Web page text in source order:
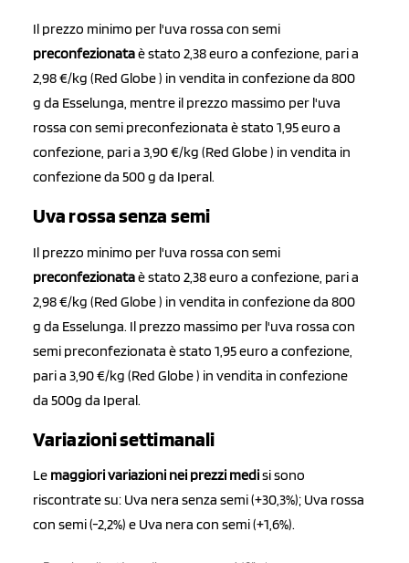
Il prezzo minimo per l'uva rossa con semi
preconfezionataè stato 2,38 euro a confezione, pari a
2,98 €/kg (Red Globe ) in vendita in confezione da 800
g da Esselunga, mentre il prezzo massimo per l'uva
rossa con semi preconfezionata è stato 1,95 euro a
confezione, pari a 3,90 €/kg (Red Globe ) in vendita in
confezione da 500 g da Iperal.
Uva rossa senza semi
Il prezzo minimo per l'uva rossa con semi
preconfezionataè stato 2,38 euro a confezione, pari a
2,98 €/kg (Red Globe ) in vendita in confezione da 800
g da Esselunga. Il prezzo massimo per l'uva rossa con
semi preconfezionata è stato 1,95 euro a confezione,
pari a 3,90 €/kg (Red Globe ) in vendita in confezione
da 500g da Iperal.
Variazioni settimanali
Le maggiori variazioni nei prezzi medisi sono
riscontrate su: Uva nera senza semi (+30,3%); Uva rossa
con semi (-2,2%) e Uva nera con semi (+1,6%).